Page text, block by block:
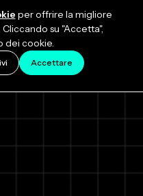
per offrire la migliore
su "Accetta",
dei cookie.
Accettare